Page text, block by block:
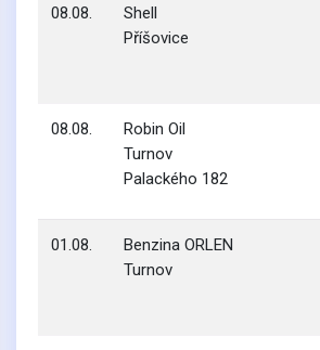
08.08.
Shell
Příšovice
08.08.
Robin Oil
Turnov
Palackého 182
01.08.
Benzina ORLEN
Turnov